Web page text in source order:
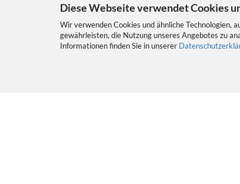
Diese Webseite verwendet Cookies
Wir verwenden Cookies und ähnliche Technologien,
gewährleisten, die Nutzung unseres Angebotes zu
Informationen finden Sie in unserer